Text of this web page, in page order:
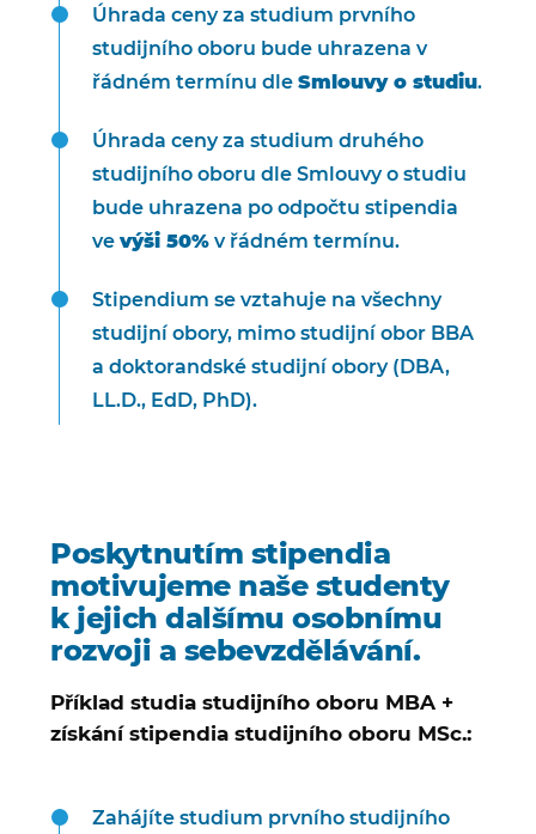
Úhrada ceny za studium prvního
studijního oboru bude uhrazena v
řádném termínu dleSmlouvy o studiu.
Úhrada ceny za studium druhého
studijního oboru dle Smlouvy o studiu
bude uhrazena po odpočtu stipendia
vevýši 50% v řádném termínu.
Stipendium se vztahuje na všechny
studijní obory, mimo studijní obor BBA
a doktorandské studijní obory (DBA,
LL.D., EdD, PhD).
Poskytnutím stipendia
motivujeme naše studenty
k jejich dalšímu osobnímu
rozvoji a sebevzdělávání.
Příklad studia studijního oboru MBA +
získání stipendia studijního oboru MSc.:
Zahájíte studium prvního studijního